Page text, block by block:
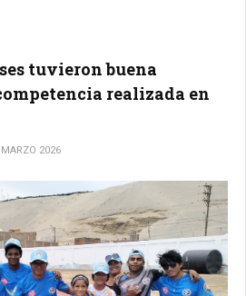
tuvieron buena
realizada en
2026